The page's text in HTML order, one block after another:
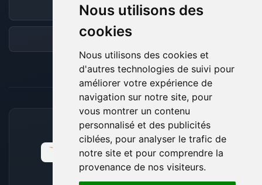
Nous utilisons des
cookies
Nous utilisons des cookies et
d'autres technologies de suivi pour
améliorer votre expérience de
navigation sur notre site, pour
vous montrer un contenu
personnalisé et des publicités
ciblées, pour analyser le trafic de
notre site et pour comprendre la
provenance de nos visiteurs.
Discord
Forum
MOYENS DE PAIEMENT ACCEPTÉS